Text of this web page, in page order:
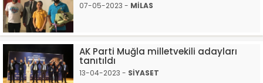
07-05-2023 - MİLAS
AK Parti Muğla milletvekili adayları
tanıtıldı
13-04-2023 - SİYASET